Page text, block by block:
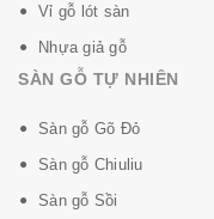
Vỉ gỗ lót sàn
Nhựa giả gỗ
SÀN GỖ TỰ NHIÊN
Sàn gỗ Gõ Đỏ
Sàn gỗ Chiuliu
Sàn gỗ Sồi